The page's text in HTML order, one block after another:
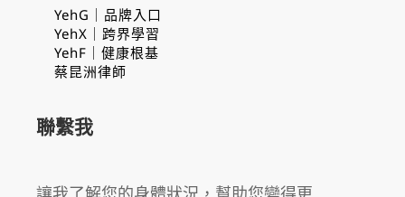
YehG｜品牌入口
YehX｜跨界學習
YehF｜健康根基
蔡昆洲律師
聯繫我